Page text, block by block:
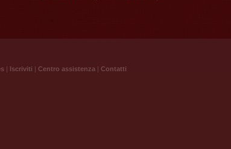
| Iscriviti | Centro assistenza | Contatti